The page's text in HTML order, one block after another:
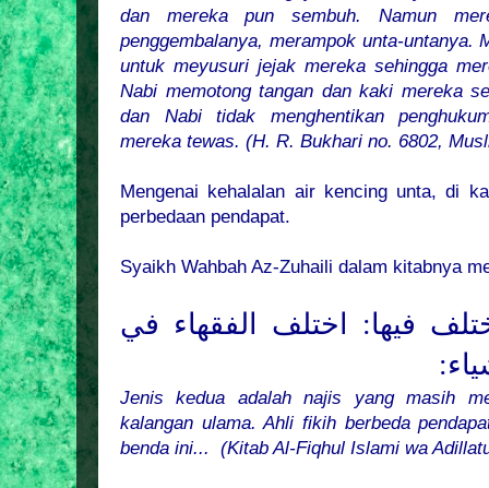
dan mereka pun sembuh. Namun
penggembalanya, merampok unta-untanya.
untuk meyusuri jejak mereka sehingga
Nabi memotong tangan dan kaki mereka
dan Nabi tidak menghentikan
mereka tewas. (H. R. Bukhari no. 6802,
Mengenai kehalalan air kencing unta, di
perbedaan pendapat.
Syaikh Wahbah Az-Zuhaili dalam kitabnya
فيها: اختلف الفقهاء في
Jenis kedua adalah najis yang masih
kalangan ulama. Ahli fikih berbeda
benda ini...
(Kitab Al-Fiqhul Islami wa